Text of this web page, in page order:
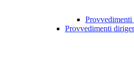
Provvedimenti